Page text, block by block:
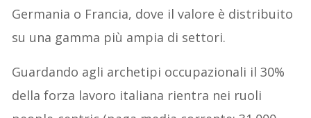
Germania o Francia, dove il valore è distribuito
su una gamma più ampia di settori.
Guardando agli archetipi occupazionali il 30%
della forza lavoro italiana rientra nei ruoli